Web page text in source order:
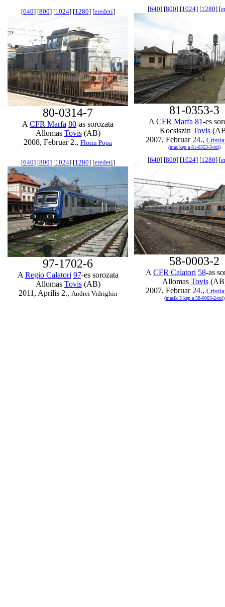
[640] [800] [1024] [1280] [eredeti]
80-0314-7
A CFR Marfa 80-as sorozata
Allomas Tovis(AB)
2008, Februar 2., Florin Popa
[640] [800] [1024] [1280] [
81-0353-3
A CFR Marfa 81-es
Kocsiszin Tovis
2007, Februar 24.,
(mas kep a 81-0353-3-rol)
[640] [800] [1024] [1280] [eredeti]
97-1702-6
A Regio Calatori 97-es sorozata
Allomas Tovis(AB)
2011, Aprilis 2., Andrei Vidrighin
[640] [800] [1024] [1280] [
58-0003-2
A CFR Calatori 58-as
Allomas Tovis
2007, Februar 24.,
(masik 3 kep a 58-0003-2-rol)